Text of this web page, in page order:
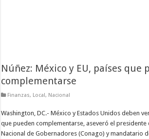
Núñez: México y EU, países que
complementarse
Finanzas, Local, Nacional
Washington, DC.- México y Estados Unidos deben
que pueden complementarse, aseveró el presidente
Nacional de Gobernadores (Conago) y mandatario